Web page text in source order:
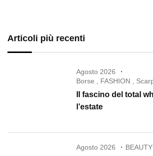
Articoli più recenti
Agosto 2026
Borse
FASHION
Il fascino del total
l’estate
Agosto 2026 BEAUTY